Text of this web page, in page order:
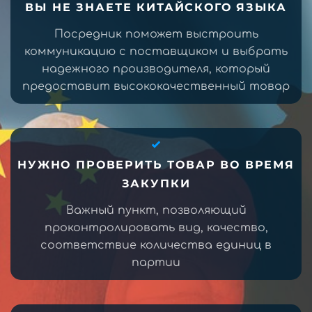
ВЫ НЕ ЗНАЕТЕ КИТАЙСКОГО ЯЗЫКА
Посредник поможет выстроить
коммуникацию с поставщиком и выбрать
надежного производителя, который
предоставит высококачественный товар
НУЖНО ПРОВЕРИТЬ ТОВАР ВО ВРЕМЯ
ЗАКУПКИ
Важный пункт, позволяющий
проконтролировать вид, качество,
соответствие количества единиц в
партии